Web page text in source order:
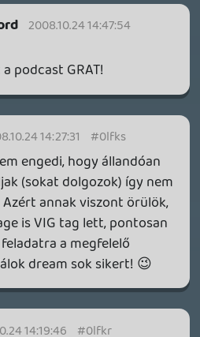
és akkor a
még nem is
oroszlán amelyiknek
12:28:00
#0lfkh